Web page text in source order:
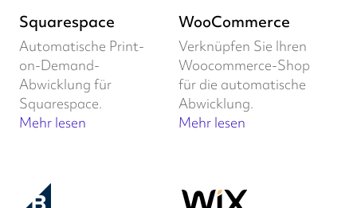
Squarespace
Automatische Print-
on-Demand-
Abwicklung für
Squarespace.
Mehr lesen
WooCommerce
Verknüpfen Sie Ihren
Woocommerce-Shop
für die automatische
Abwicklung.
Mehr lesen